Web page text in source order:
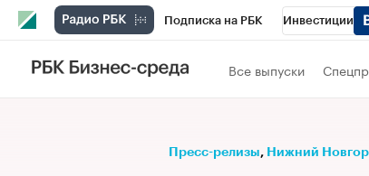
Подписка на РБК Инвестиции
Телеканал Все выпуски
Пресс-релизы⁠, Нижний